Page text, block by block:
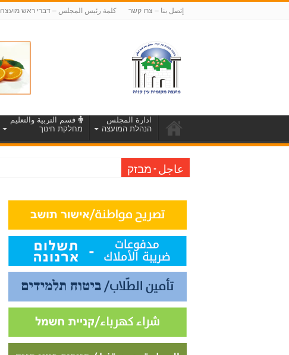
إتصل بنا – צרו קשר كلمة رئيس المجلس – דברי ראש מועצה
ادارة المجلس
הנהלת המועצה
قسم التربية والتعليم
מחלקת חינוך
عاجل - מבזק